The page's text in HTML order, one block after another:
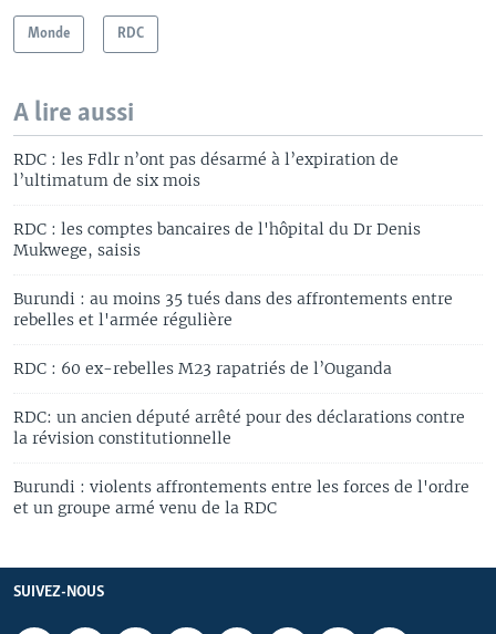
Monde RDC
A lire aussi
RDC : les Fdlr n’ont pas désarmé à l’expiration de
l’ultimatum de six mois
RDC : les comptes bancaires de l'hôpital du Dr Denis
Mukwege, saisis
Burundi : au moins 35 tués dans des affrontements entre
rebelles et l'armée régulière
RDC : 60 ex-rebelles M23 rapatriés de l’Ouganda
RDC: un ancien député arrêté pour des déclarations contre
la révision constitutionnelle
Burundi : violents affrontements entre les forces de l'ordre
et un groupe armé venu de la RDC
SUIVEZ-NOUS